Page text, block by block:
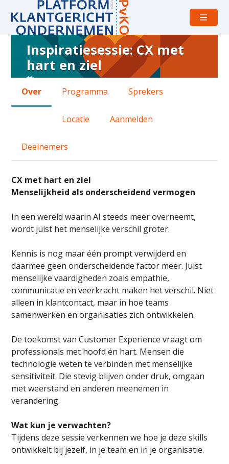
Open
menu
Over
Inspiratiesessie:
CX
met
ziel
Inspiratiesessie: CX met
hart en ziel
dinsdag 6 oktober 2026 van 17:30 uur tot 22:00
TP
Over Programma Sprekers
Locatie Aanmelden
Deelnemers
CX met hart en ziel
Menselijkheid als onderscheidend vermogen
In een wereld waarin AI steeds meer overneemt,
wordt juist het menselijke verschil groter.
Kennis is nog maar één prompt verwijderd en
daarmee geen onderscheidende factor meer. Juist
menselijke vaardigheden zoals empathie,
communicatie en veerkracht maken het verschil. Niet
alleen in klantcontact, maar in hoe teams
samenwerken en organisaties zich ontwikkelen.
De toekomst van Customer Experience vraagt om
professionals met hoofd én hart. Mensen die
technologie weten te verbinden met menselijke
sensitiviteit. Die stevig blijven onder druk, omgaan
met weerstand en anderen meenemen in
verandering.
Wat kun je verwachten?
Tijdens deze sessie verkennen we hoe je deze skills
ontwikkelt bij jezelf, in je team en in je organisatie.